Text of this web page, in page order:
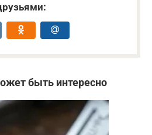
быть интересно